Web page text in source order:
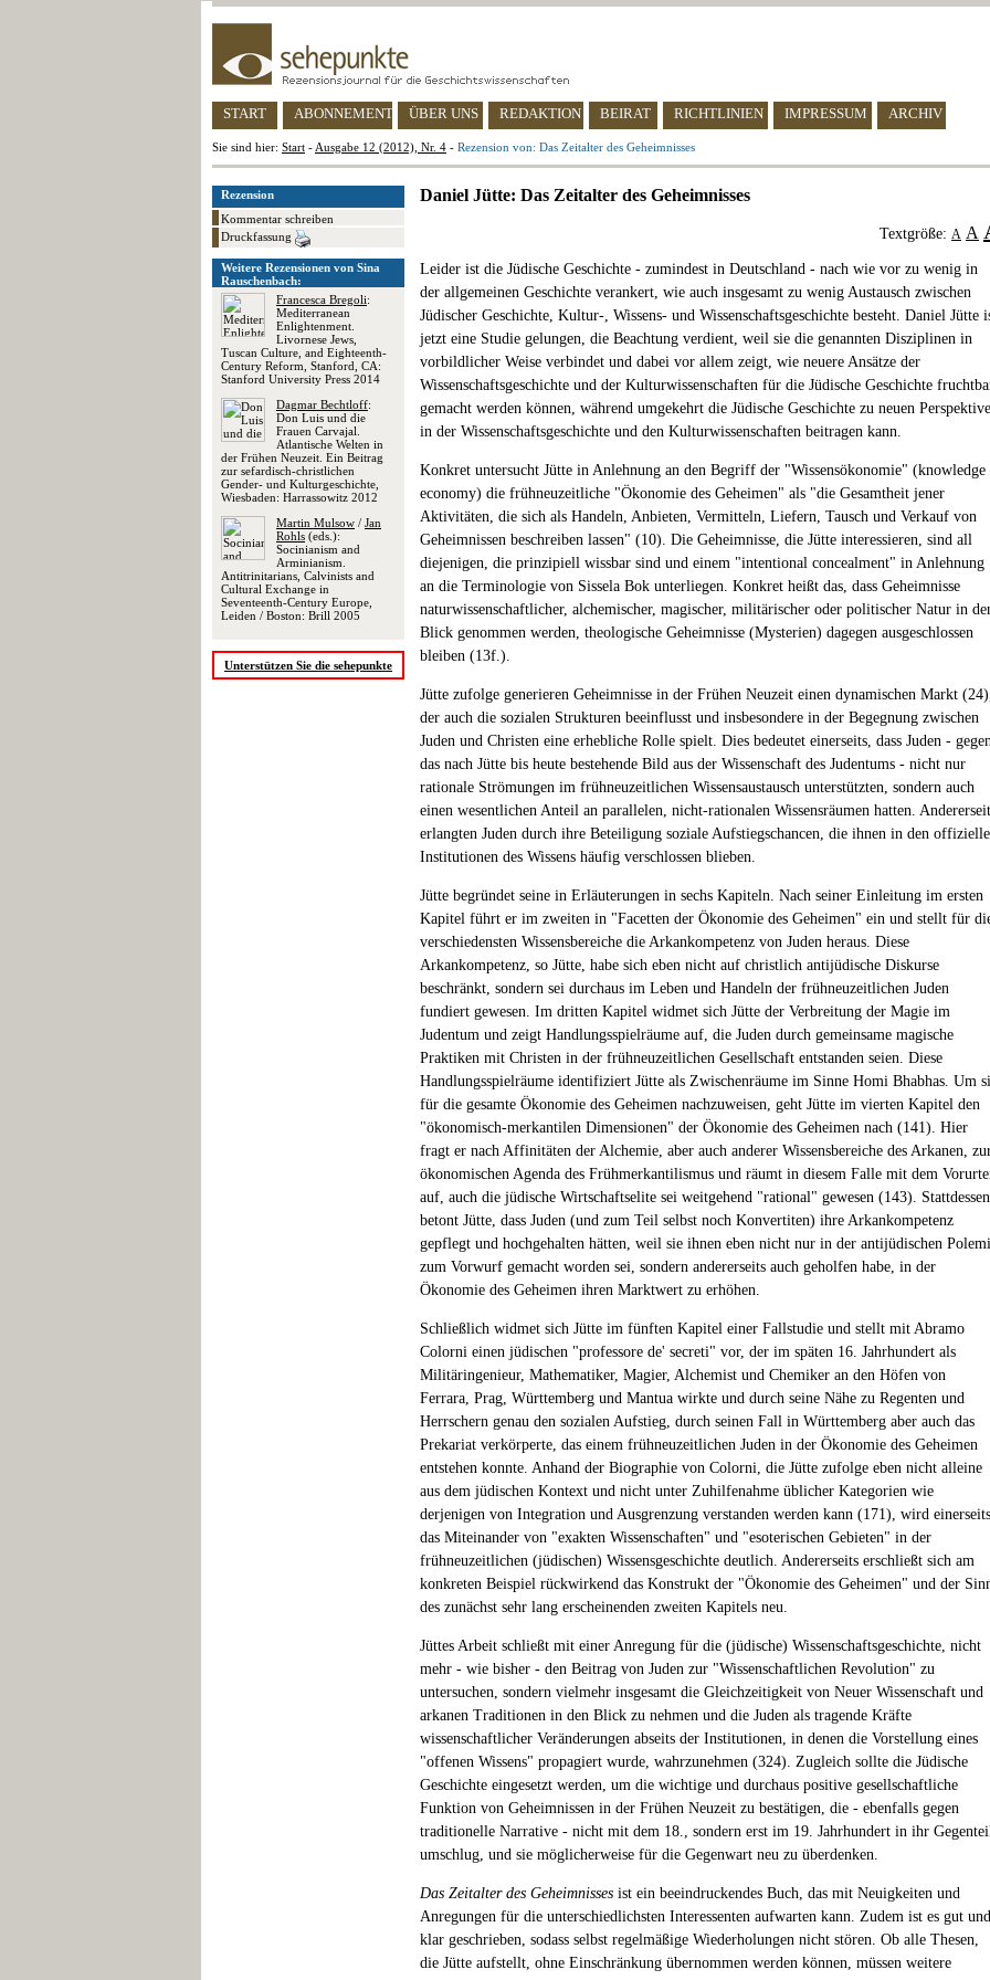
START ABONNEMENT ÜBER UNS REDAKTION BEIRAT RICHTLINIEN IMPRESSUM ARCHIV
Sie sind hier: Start - Ausgabe 12 (2012), Nr. 4 - Rezension von: Das Zeitalter des Geheimnisses
Rezension
Kommentar schreiben
Druckfassung
Weitere Rezensionen von Sina
Rauschenbach:
Francesca Bregoli:
Mediterranean
Enlightenment.
Livornese Jews,
Tuscan Culture, and Eighteenth-
Century Reform, Stanford, CA:
Stanford University Press 2014
Dagmar Bechtloff:
Don Luis und die
Frauen Carvajal.
Atlantische Welten in
der Frühen Neuzeit. Ein Beitrag
zur sefardisch-christlichen
Gender- und Kulturgeschichte,
Wiesbaden: Harrassowitz 2012
Martin Mulsow / Jan
Rohls (eds.):
Socinianism and
Arminianism.
Antitrinitarians, Calvinists and
Cultural Exchange in
Seventeenth-Century Europe,
Leiden / Boston: Brill 2005
Unterstützen Sie die sehepunkte
Daniel Jütte: Das Zeitalter des Geheimnisses
Textgröße: A A
Leider ist die Jüdische Geschichte - zumindest in Deutschland - nach wie vor zu wenig in
der allgemeinen Geschichte verankert, wie auch insgesamt zu wenig Austausch zwischen
Jüdischer Geschichte, Kultur-, Wissens- und Wissenschaftsgeschichte besteht. Daniel Jütte
jetzt eine Studie gelungen, die Beachtung verdient, weil sie die genannten Disziplinen in
vorbildlicher Weise verbindet und dabei vor allem zeigt, wie neuere Ansätze der
Wissenschaftsgeschichte und der Kulturwissenschaften für die Jüdische Geschichte
gemacht werden können, während umgekehrt die Jüdische Geschichte zu neuen
in der Wissenschaftsgeschichte und den Kulturwissenschaften beitragen kann.
Konkret untersucht Jütte in Anlehnung an den Begriff der "Wissensökonomie" (knowledge
economy) die frühneuzeitliche "Ökonomie des Geheimen" als "die Gesamtheit jener
Aktivitäten, die sich als Handeln, Anbieten, Vermitteln, Liefern, Tausch und Verkauf von
Geheimnissen beschreiben lassen" (10). Die Geheimnisse, die Jütte interessieren, sind all
diejenigen, die prinzipiell wissbar sind und einem "intentional concealment" in Anlehnung
an die Terminologie von Sissela Bok unterliegen. Konkret heißt das, dass Geheimnisse
naturwissenschaftlicher, alchemischer, magischer, militärischer oder politischer Natur in
Blick genommen werden, theologische Geheimnisse (Mysterien) dagegen ausgeschlossen
bleiben (13f.).
Jütte zufolge generieren Geheimnisse in der Frühen Neuzeit einen dynamischen Markt
der auch die sozialen Strukturen beeinflusst und insbesondere in der Begegnung zwischen
Juden und Christen eine erhebliche Rolle spielt. Dies bedeutet einerseits, dass Juden -
das nach Jütte bis heute bestehende Bild aus der Wissenschaft des Judentums - nicht nur
rationale Strömungen im frühneuzeitlichen Wissensaustausch unterstützten, sondern auch
einen wesentlichen Anteil an parallelen, nicht-rationalen Wissensräumen hatten.
erlangten Juden durch ihre Beteiligung soziale Aufstiegschancen, die ihnen in den
Institutionen des Wissens häufig verschlossen blieben.
Jütte begründet seine in Erläuterungen in sechs Kapiteln. Nach seiner Einleitung im ersten
Kapitel führt er im zweiten in "Facetten der Ökonomie des Geheimen" ein und stellt für
verschiedensten Wissensbereiche die Arkankompetenz von Juden heraus. Diese
Arkankompetenz, so Jütte, habe sich eben nicht auf christlich antijüdische Diskurse
beschränkt, sondern sei durchaus im Leben und Handeln der frühneuzeitlichen Juden
fundiert gewesen. Im dritten Kapitel widmet sich Jütte der Verbreitung der Magie im
Judentum und zeigt Handlungsspielräume auf, die Juden durch gemeinsame magische
Praktiken mit Christen in der frühneuzeitlichen Gesellschaft entstanden seien. Diese
Handlungsspielräume identifiziert Jütte als Zwischenräume im Sinne Homi Bhabhas. Um
für die gesamte Ökonomie des Geheimen nachzuweisen, geht Jütte im vierten Kapitel den
"ökonomisch-merkantilen Dimensionen" der Ökonomie des Geheimen nach (141). Hier
fragt er nach Affinitäten der Alchemie, aber auch anderer Wissensbereiche des Arkanen,
ökonomischen Agenda des Frühmerkantilismus und räumt in diesem Falle mit dem
auf, auch die jüdische Wirtschaftselite sei weitgehend "rational" gewesen (143). Stattdessen
betont Jütte, dass Juden (und zum Teil selbst noch Konvertiten) ihre Arkankompetenz
gepflegt und hochgehalten hätten, weil sie ihnen eben nicht nur in der antijüdischen
zum Vorwurf gemacht worden sei, sondern andererseits auch geholfen habe, in der
Ökonomie des Geheimen ihren Marktwert zu erhöhen.
Schließlich widmet sich Jütte im fünften Kapitel einer Fallstudie und stellt mit Abramo
Colorni einen jüdischen "professore de' secreti" vor, der im späten 16. Jahrhundert als
Militäringenieur, Mathematiker, Magier, Alchemist und Chemiker an den Höfen von
Ferrara, Prag, Württemberg und Mantua wirkte und durch seine Nähe zu Regenten und
Herrschern genau den sozialen Aufstieg, durch seinen Fall in Württemberg aber auch das
Prekariat verkörperte, das einem frühneuzeitlichen Juden in der Ökonomie des Geheimen
entstehen konnte. Anhand der Biographie von Colorni, die Jütte zufolge eben nicht alleine
aus dem jüdischen Kontext und nicht unter Zuhilfenahme üblicher Kategorien wie
derjenigen von Integration und Ausgrenzung verstanden werden kann (171), wird einerseits
das Miteinander von "exakten Wissenschaften" und "esoterischen Gebieten" in der
frühneuzeitlichen (jüdischen) Wissensgeschichte deutlich. Andererseits erschließt sich am
konkreten Beispiel rückwirkend das Konstrukt der "Ökonomie des Geheimen" und der
des zunächst sehr lang erscheinenden zweiten Kapitels neu.
Jüttes Arbeit schließt mit einer Anregung für die (jüdische) Wissenschaftsgeschichte, nicht
mehr - wie bisher - den Beitrag von Juden zur "Wissenschaftlichen Revolution" zu
untersuchen, sondern vielmehr insgesamt die Gleichzeitigkeit von Neuer Wissenschaft und
arkanen Traditionen in den Blick zu nehmen und die Juden als tragende Kräfte
wissenschaftlicher Veränderungen abseits der Institutionen, in denen die Vorstellung eines
"offenen Wissens" propagiert wurde, wahrzunehmen (324). Zugleich sollte die Jüdische
Geschichte eingesetzt werden, um die wichtige und durchaus positive gesellschaftliche
Funktion von Geheimnissen in der Frühen Neuzeit zu bestätigen, die - ebenfalls gegen
traditionelle Narrative - nicht mit dem 18., sondern erst im 19. Jahrhundert in ihr
umschlug, und sie möglicherweise für die Gegenwart neu zu überdenken.
Das Zeitalter des Geheimnisses ist ein beeindruckendes Buch, das mit Neuigkeiten und
Anregungen für die unterschiedlichsten Interessenten aufwarten kann. Zudem ist es gut und
klar geschrieben, sodass selbst regelmäßige Wiederholungen nicht stören. Ob alle Thesen,
die Jütte aufstellt, ohne Einschränkung übernommen werden können, müssen weitere